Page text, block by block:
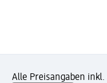
Alle Preisangaben